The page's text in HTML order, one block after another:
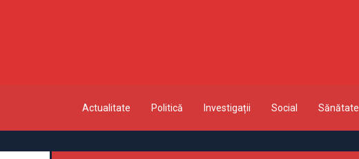
Actualitate Politică Investigații Social Sănătate